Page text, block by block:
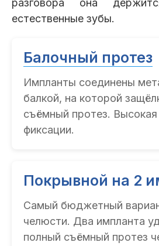
разговора она
естественные зубы.
Балочный протез
Импланты соединены
балкой, на которой
съёмный протез.
фиксации.
Покрывной на 2
Самый бюджетный
челюсти. Два импланта
полный съёмный протез